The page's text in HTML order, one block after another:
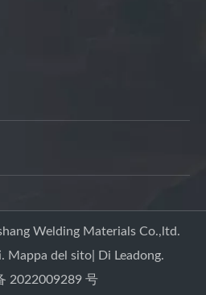
Welding Materials Co.,ltd.
Mappa del sito | Di Leadong.
2022009289 号